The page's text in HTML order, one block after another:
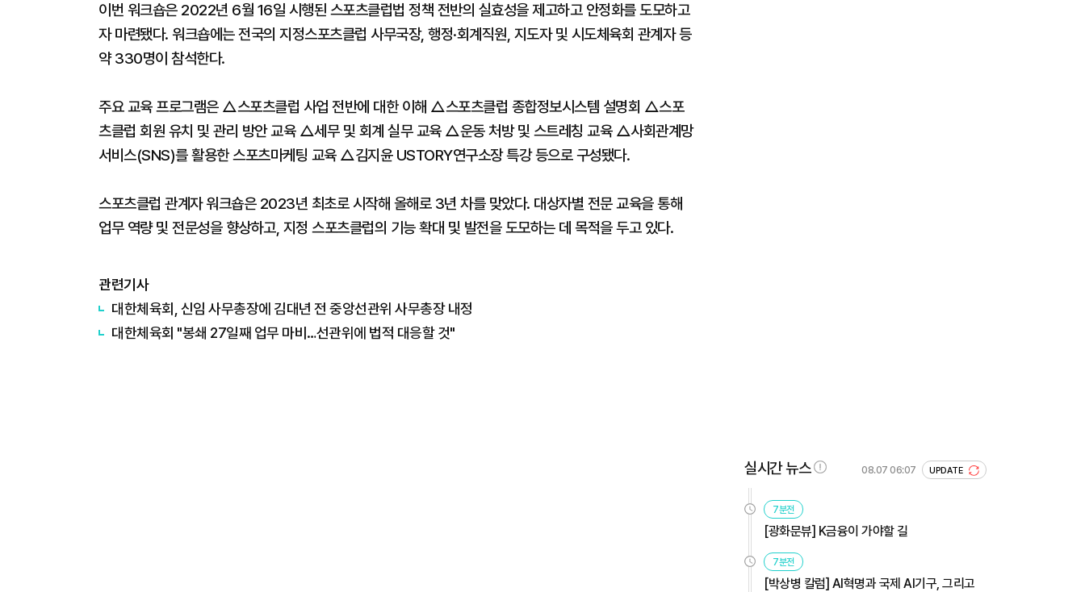
이번 워크숍은 2022년 6월 16일 시행된 스포츠클럽법 정책 전반의 실효성을 제고하고 안정화를 도모하고
자 마련됐다. 워크숍에는 전국의 지정스포츠클럽 사무국장, 행정·회계직원, 지도자 및 시도체육회 관계자 등
약 330명이 참석한다.
주요 교육 프로그램은 △스포츠클럽 사업 전반에 대한 이해 △스포츠클럽 종합정보시스템 설명회 △스포
츠클럽 회원 유치 및 관리 방안 교육 △세무 및 회계 실무 교육 △운동 처방 및 스트레칭 교육 △사회관계망
서비스(SNS)를 활용한 스포츠마케팅 교육 △김지윤 USTORY연구소장 특강 등으로 구성됐다.
스포츠클럽 관계자 워크숍은 2023년 최초로 시작해 올해로 3년 차를 맞았다. 대상자별 전문 교육을 통해
업무 역량 및 전문성을 향상하고, 지정 스포츠클럽의 기능 확대 및 발전을 도모하는 데 목적을 두고 있다.
관련기사
대한체육회, 신임 사무총장에 김대년 전 중앙선관위 사무총장 내정
대한체육회 "봉쇄 27일째 업무 마비…선관위에 법적 대응할 것"
실시간 뉴스 08.07 06:07 UPDATE
7분전
[광화문뷰] K금융이 가야할 길
7분전
[박상병 칼럼] AI혁명과 국제 AI기구, 그리고